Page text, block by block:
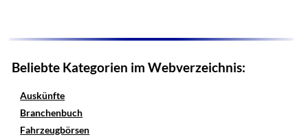
Beliebte Kategorien im Webverzeichnis:
Auskünfte
Branchenbuch
Fahrzeugbörsen